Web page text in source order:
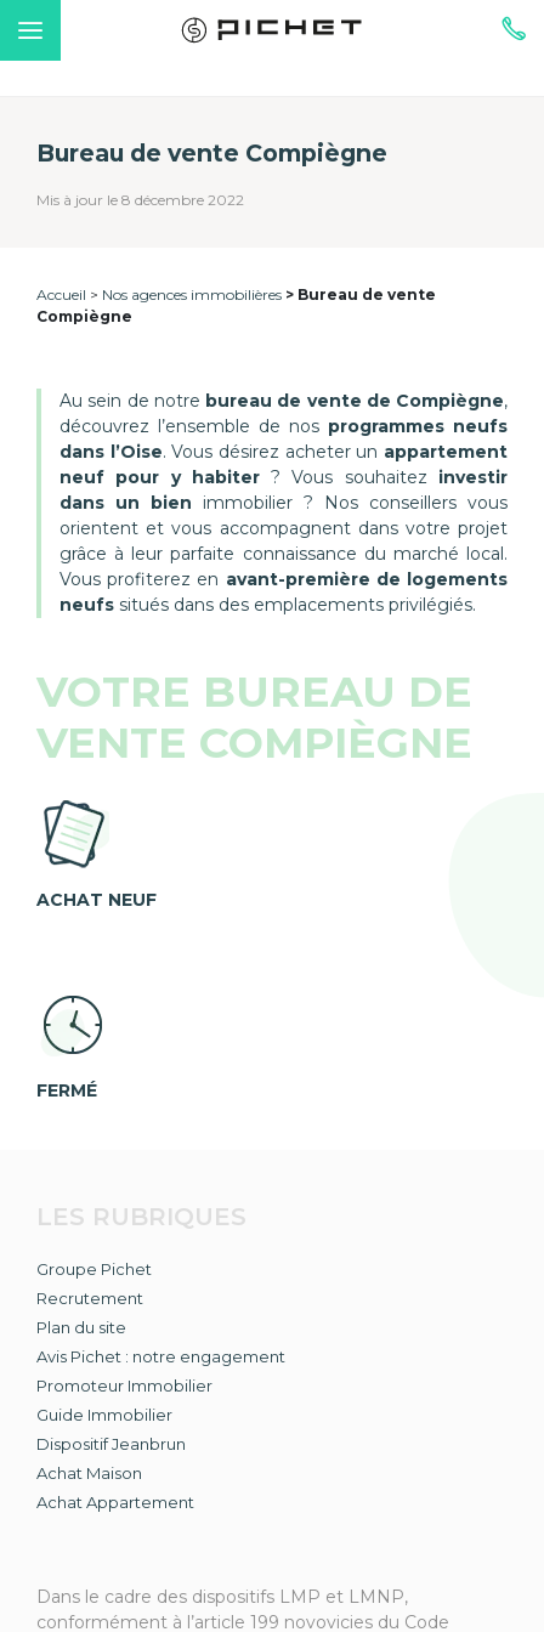
Bureau de vente Compiègne
Mis à jour le 8 décembre 2022
Accueil Nos agences immobilières
Bureau de vente
Compiègne
Au sein de notre bureau de vente de Compiègne,
découvrez l’ensemble de nos programmes neufs
dans l’Oise. Vous désirez acheter un appartement
neuf pour y habiter? Vous souhaitez investir
dans un bien immobilier ? Nos conseillers vous
orientent et vous accompagnent dans votre projet
grâce à leur parfaite connaissance du marché local.
Vous profiterez en avant-première de logements
neufs situés dans des emplacements privilégiés.
VOTRE BUREAU DE
VENTE COMPIÈGNE
ACHAT NEUF
FERMÉ
LES RUBRIQUES
Groupe Pichet
Recrutement
Plan du site
Avis Pichet : notre engagement
Promoteur Immobilier
Guide Immobilier
Dispositif Jeanbrun
Achat Maison
Achat Appartement
Dans le cadre des dispositifs LMP et LMNP,
conformément à l’article 199 novovicies du Code